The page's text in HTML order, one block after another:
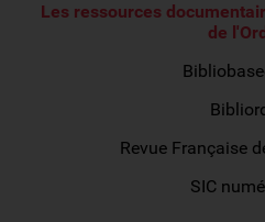
Les ressources
de
Revue Française
SIC